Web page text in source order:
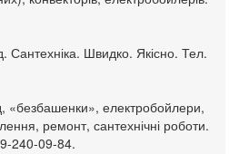
Сантехніка. Швидко. Якісно. Тел.
«безбашенки», електробойлери,
ремонт, сантехнічні роботи.
240-09-84.